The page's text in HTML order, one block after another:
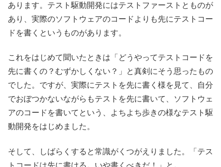
あります。テスト駆動開発にはテストファーストとものが
あり、実際のソフトウェアのコードよりも先にテストコー
ドを書くというものがあります。
これをはじめて聞いたときは「どうやってテストコードを
先に書くの？むずかしくない？」と真剣にそう思ったもの
でした。ですが、実際にテストを先に書く様を見て、自分
でおぼつかないながらもテストを先に書いて、ソフトウェ
アのコードを書いてという、よちよち歩きの様なテスト駆
動開発をはじめました。
そして、しばらくすると常識がくつがえりました。「テス
トコードは先に書ける。いや書くべきだ！」と。